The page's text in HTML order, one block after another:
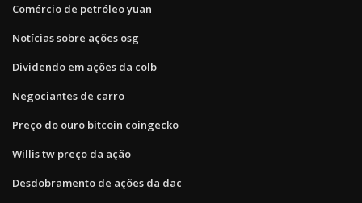
Comércio de petróleo yuan
Notícias sobre ações osg
Dividendo em ações da colb
Negociantes de carro
Preço do ouro bitcoin coingecko
Willis tw preço da ação
Desdobramento de ações da dac